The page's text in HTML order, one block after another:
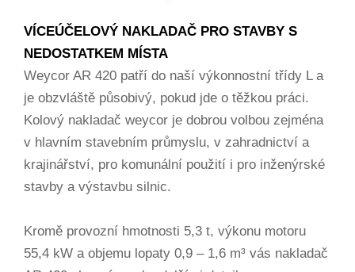
VÍCEÚČELOVÝ NAKLADAČ PRO STAVBY S
NEDOSTATKEM MÍSTA
Weycor AR 420 patří do naší výkonnostní třídy L a
je obzvláště působivý, pokud jde o těžkou práci.
Kolový nakladač weycor je dobrou volbou zejména
v hlavním stavebním průmyslu, v zahradnictví a
krajinářství, pro komunální použití i pro inženýrské
stavby a výstavbu silnic.
Kromě provozní hmotnosti 5,3 t, výkonu motoru
55,4 kW a objemu lopaty 0,9 – 1,6 m³ vás nakladač